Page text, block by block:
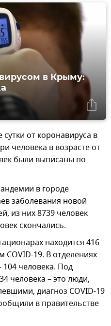
в Крыму:
от коронавируса в
человека в возрасте от
были выписаны по
в городе
заболевания новой
из них 8739 человек
скончались.
находится 416
19. В отделениях
человека. Под
человека – это люди,
диагноз COVID-19
в правительстве